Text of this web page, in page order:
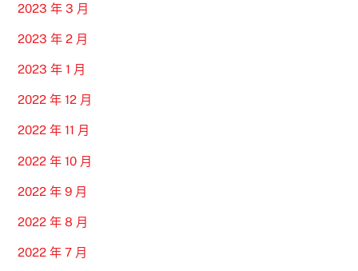
2023 年 3 月
2023 年 2 月
2023 年 1 月
2022 年 12 月
2022 年 11 月
2022 年 10 月
2022 年 9 月
2022 年 8 月
2022 年 7 月